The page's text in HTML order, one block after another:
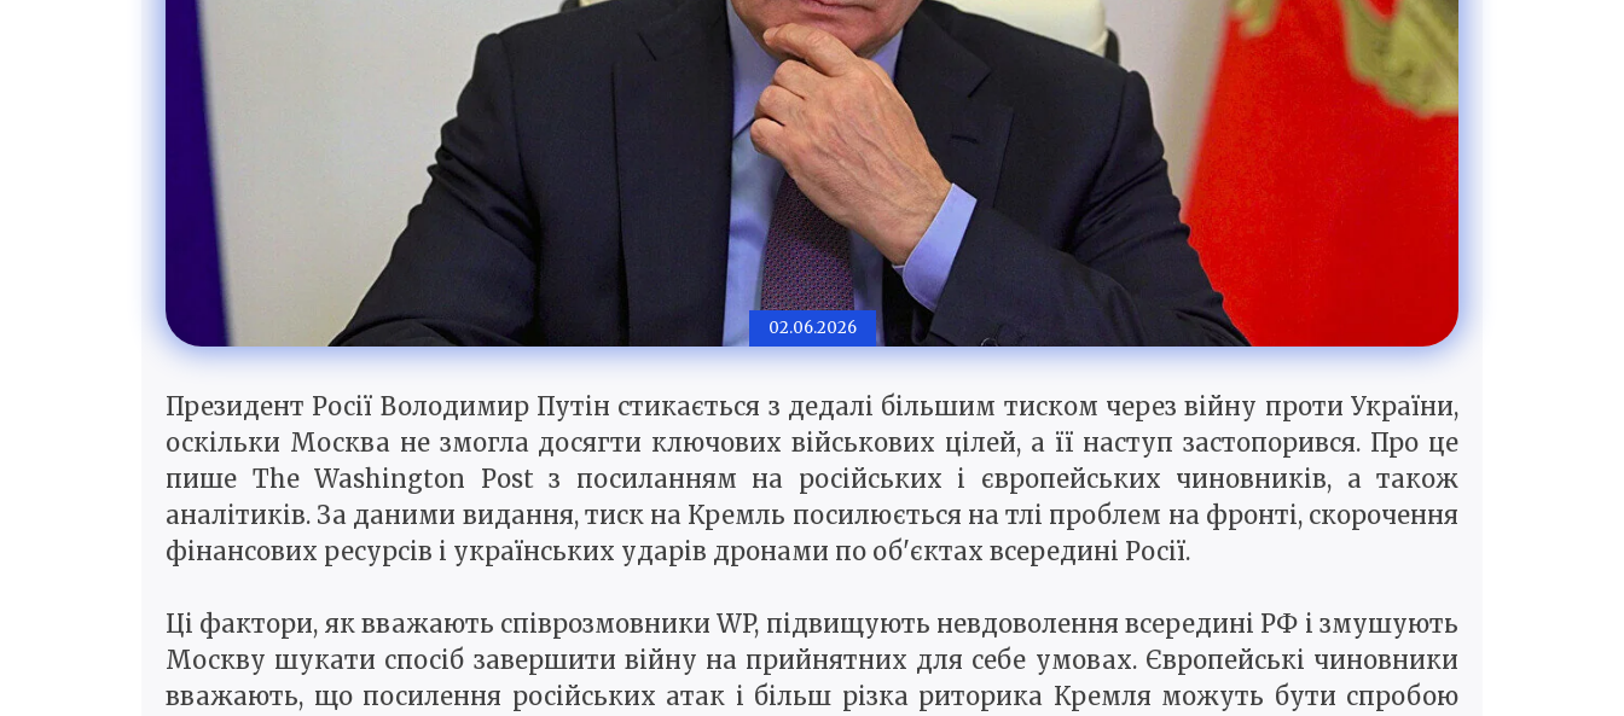
02.06.2026
Президент Росії Володимир Путін стикається з дедалі більшим тиском через війну проти України,
оскільки Москва не змогла досягти ключових військових цілей, а її наступ застопорився. Про це
пише The Washington Post з посиланням на російських і європейських чиновників, а також
аналітиків. За даними видання, тиск на Кремль посилюється на тлі проблем на фронті, скорочення
фінансових ресурсів і українських ударів дронами по об'єктах всередині Росії.
Ці фактори, як вважають співрозмовники WP, підвищують невдоволення всередині РФ і змушують
Москву шукати спосіб завершити війну на прийнятних для себе умовах. Європейські чиновники
вважають, що посилення російських атак і більш різка риторика Кремля можуть бути спробою